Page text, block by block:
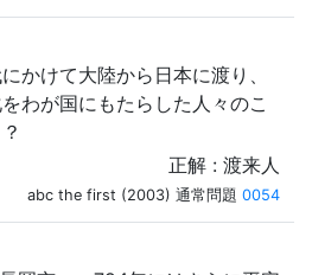
かけて大陸から日本に渡り、
わが国にもたらした人々のこ
正解 : 渡来人
abc the first (2003) 通常問題 0054